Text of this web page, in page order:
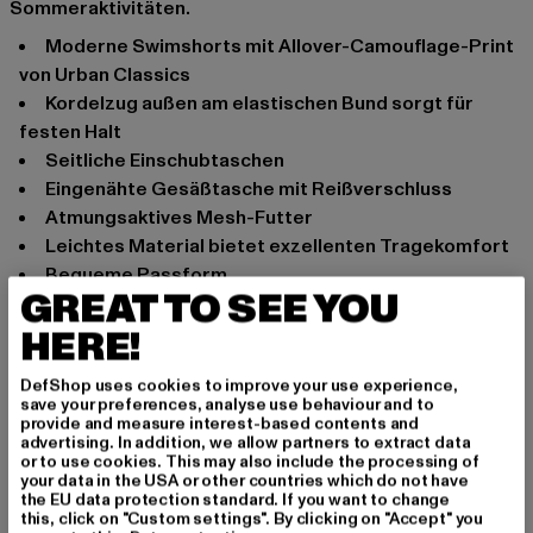
Sommeraktivitäten.
moderne Swimshorts mit Allover-Camouflage-Print
von Urban Classics
Kordelzug außen am elastischen Bund sorgt für
festen Halt
seitliche Einschubtaschen
eingenähte Gesäßtasche mit Reißverschluss
atmungsaktives Mesh-Futter
leichtes Material bietet exzellenten Tragekomfort
bequeme Passform
Anlass: Strand, Street, Alltag, Freizeit, Casual
Verschlussarten: Kordelzug
Schnitt: Normal
Marke: Urban Classics
Kat.: Beachwear - Bottoms
Farbe: camouflage
Hersteller Farbe: darkcamo
Materialzusammensetzung: 100% Polyester
GREAT TO SEE YOU
HERE!
DefShop uses cookies to improve your use experience,
save your preferences, analyse use behaviour and to
provide and measure interest-based contents and
advertising. In addition, we allow partners to extract data
or to use cookies. This may also include the processing of
your data in the USA or other countries which do not have
the EU data protection standard. If you want to change
this, click on "Custom settings". By clicking on "Accept" you